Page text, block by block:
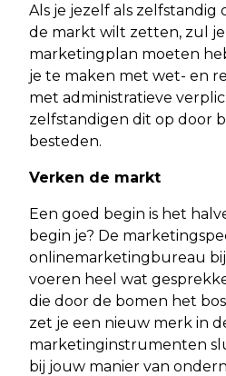
Als je jezelf als
de markt wilt zetten, zul
marketingplan moeten
je te maken met wet- en
met administratieve
zelfstandigen dit op door
besteden.
Verken de markt
Een goed begin is het
begin je? De
onlinemarketingbureau
voeren heel wat
die door de bomen het
zet je een nieuw merk in
marketinginstrumenten
bij jouw manier van